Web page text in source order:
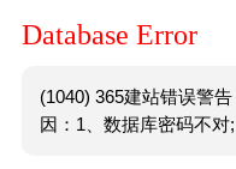
Database Error
(1040) 365建站错误警
因：1、数据库密码不对